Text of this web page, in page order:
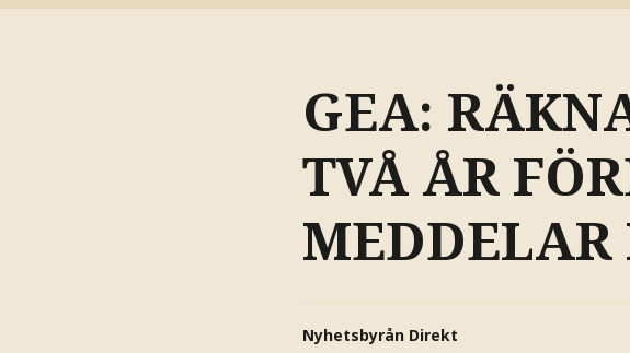
GEA:
TVÅ ÅR
MEDDELAR
Nyhetsbyrån Direkt